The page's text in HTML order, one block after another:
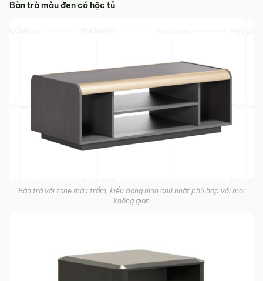
Bàn trà màu đen có hộc tủ
Bàn trà với tone màu trầm, kiểu dáng hình chữ nhật phù hợp với mọi
không gian